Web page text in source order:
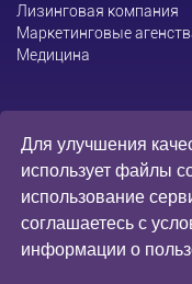
Для улучшения
использует файлы
использование
соглашаетесь с
информации о
Лизинговая компания
Маркетинговые
Медицина
Администрация
содержание